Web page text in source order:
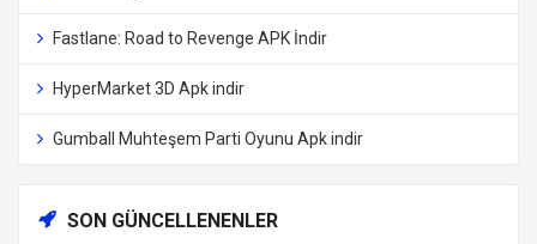
Fastlane: Road to Revenge APK İndir
HyperMarket 3D Apk indir
Gumball Muhteşem Parti Oyunu Apk indir
SON GÜNCELLENENLER